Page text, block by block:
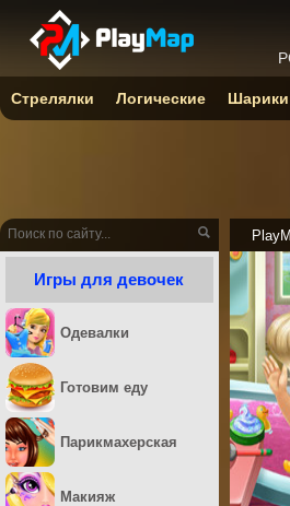
Игры для девочек
Одевалки
Готовим еду
Парикмахерская
Макияж
Стрелялки Логические Шарики